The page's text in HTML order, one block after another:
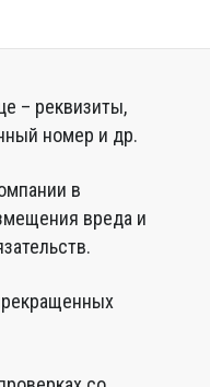
– реквизиты,
номер и др.
в
вреда и